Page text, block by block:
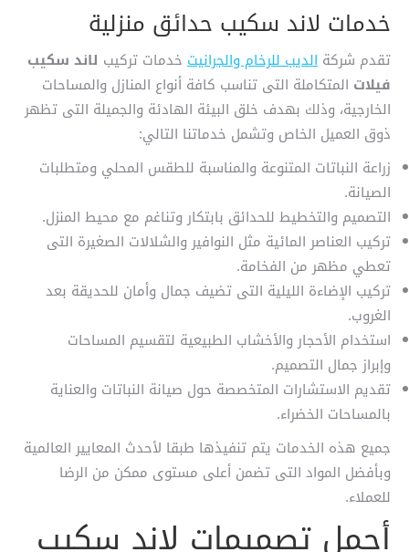
خدمات لاند سكيب حدائق منزلية
تقدم شركة الديب للرخام والجرانيت خدمات تركيب لاند سكيب
فيلات المتكاملة التى تناسب كافة أنواع المنازل والمساحات
الخارجية، وذلك بهدف خلق البيئة الهادئة والجميلة التى تظهر
ذوق العميل الخاص وتشمل خدماتنا التالي:
زراعة النباتات المتنوعة والمناسبة للطقس المحلي ومتطلبات
الصيانة.
التصميم والتخطيط للحدائق بابتكار وتناغم مع محيط المنزل.
تركيب العناصر المائية مثل النوافير والشلالات الصغيرة التى
تعطي مظهر من الفخامة.
تركيب الإضاءة الليلية التى تضيف جمال وأمان للحديقة بعد
الغروب.
استخدام الأحجار والأخشاب الطبيعية لتقسيم المساحات
وإبراز جمال التصميم.
تقديم الاستشارات المتخصصة حول صيانة النباتات والعناية
بالمساحات الخضراء.
جميع هذه الخدمات يتم تنفيذها طبقا لأحدث المعايير العالمية
وبأفضل المواد التى تضمن أعلى مستوى ممكن من الرضا
للعملاء.
أجمل تصميمات لاند سكيب